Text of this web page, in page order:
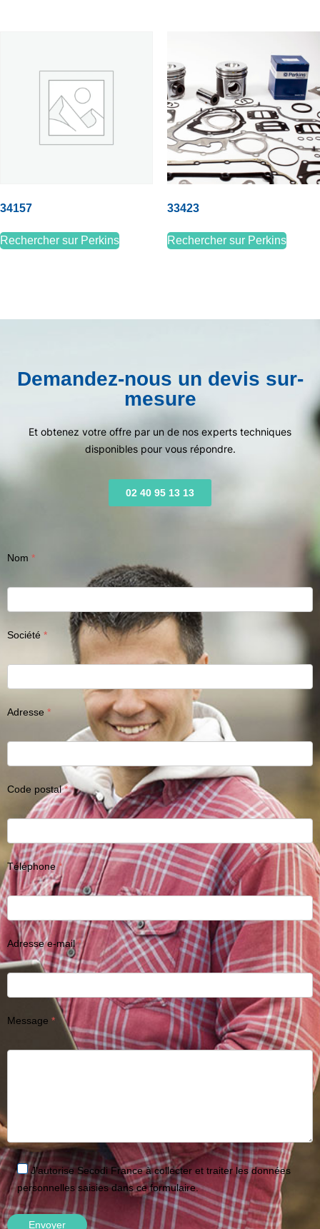
34157
Rechercher sur Perkins
33423
Rechercher sur Perkins
Demandez-nous un devis sur-
mesure
Et obtenez votre offre par un de nos experts techniques
disponibles pour vous répondre.
02 40 95 13 13
Nom
Société
Adresse
Code postal
Téléphone
Adresse e-mail
Message
J'autorise Secodi France à collecter et traiter les données
personnelles saisies dans ce formulaire.